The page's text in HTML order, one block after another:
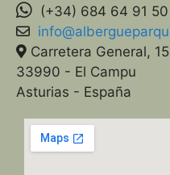
(+34) 684 64 91 50
Carretera General,
33990 - El Campu
Asturias - España